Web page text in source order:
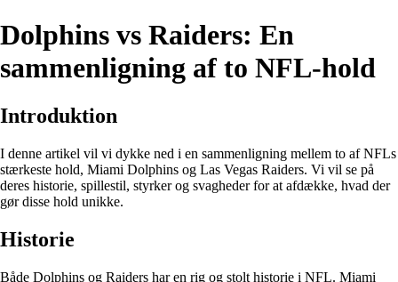
Dolphins vs Raiders: En
sammenligning af to NFL-hold
Introduktion
I denne artikel vil vi dykke ned i en sammenligning mellem to af NFLs
stærkeste hold, Miami Dolphins og Las Vegas Raiders. Vi vil se på
deres historie, spillestil, styrker og svagheder for at afdække, hvad der
gør disse hold unikke.
Historie
Både Dolphins og Raiders har en rig og stolt historie i NFL. Miami